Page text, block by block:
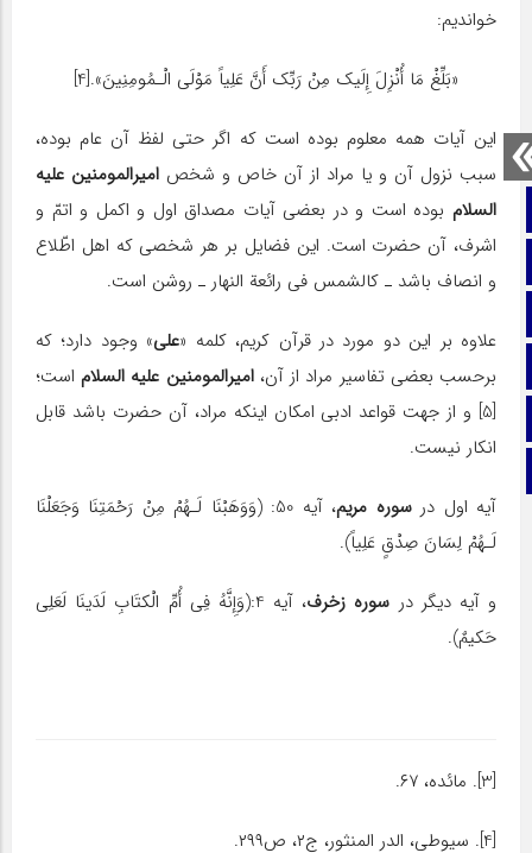
صفحه نخست
تماس با ما
اینستاگرام
خواندیم:
«بَلِّغْ مَا أُنْزِلَ إِلَیک مِنْ رَبِّک أَنَّ عَلِیاً مَوْلَى الْـمُومِنِینَ».[4]
این آیات همه معلوم بوده است که اگر حتى لفظ آن عام بوده،
سبب نزول آن و یا مراد از آن خاص و شخص امیرالمومنین علیه
السلام بوده است و در بعضى آیات مصداق اول و اکمل و اتمّ و
اشرف، آن حضرت است. این فضایل بر هر شخصى که اهل اطّلاع
و انصاف باشد ـ کالشمس فى رائعة النهار ـ روشن است.
علاوه بر این دو مورد در قرآن کریم، کلمه «علی» وجود دارد؛ که
برحسب بعضى تفاسیر مراد از آن، امیرالمومنین علیه السلاماست؛
[5] و از جهت قواعد ادبى امکان اینکه مراد، آن حضرت باشد قابل
انکار نیست.
آیه اول درسوره مریم
، آیه 50: (وَوَهَبْنَا لَـهُمْ مِنْ رَحْمَتِنَا وَجَعَلْنَا
لَـهُمْ لِسَانَ صِدْقٍ عَلِیاً).
و آیه دیگر در سوره زخرف
، آیه 4:(وَإِنَّهُ فِی‏ أُمِّ الْکتَابِ لَدَینَا لَعَلِی
حَکیمٌ).
[3]. مائده، ۶۷.
[4]. سیوطى، الدر المنثور، ج۲، ص۲۹۹.